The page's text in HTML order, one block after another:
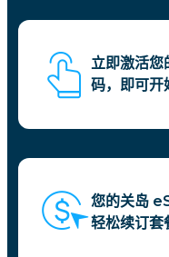
立即激活
码，即可开
您的关岛
轻松续订套